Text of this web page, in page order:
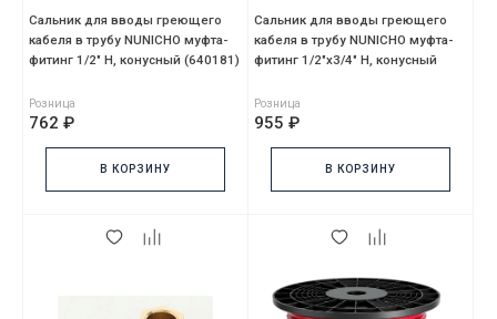
Сальник для вводы греющего
кабеля в трубу NUNICHO муфта-
фитинг 1/2" Н, конусный (640181)
Розница
762 ₽
В КОРЗИНУ
Сальник для вводы греющего
кабеля в трубу NUNICHO муфта-
фитинг 1/2"х3/4" Н, конусный
Розница
955 ₽
В КОРЗИНУ